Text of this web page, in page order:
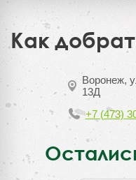
Как
Воронеж,
13Д
+7 (473)